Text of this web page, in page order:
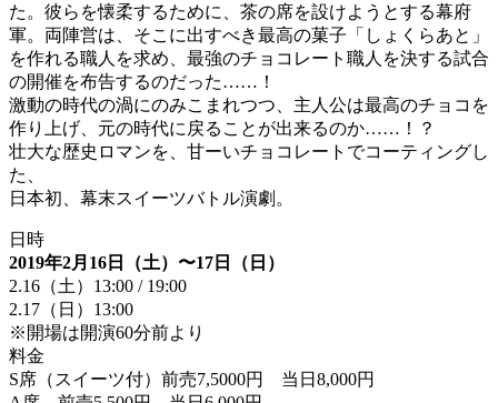
た。彼らを懐柔するために、茶の席を設けようとする幕府
軍。両陣営は、そこに出すべき最高の菓子「しょくらあと」
を作れる職人を求め、最強のチョコレート職人を決する試合
の開催を布告するのだった……！
激動の時代の渦にのみこまれつつ、主人公は最高のチョコを
作り上げ、元の時代に戻ることが出来るのか……！？
壮大な歴史ロマンを、甘ーいチョコレートでコーティングし
た、
日本初、幕末スイーツバトル演劇。
日時
2019年2月16日（土）〜17日（日）
2.16（土）13:00 / 19:00
2.17（日）13:00
※開場は開演60分前より
料金
S席（スイーツ付）前売7,5000円 当日8,000円